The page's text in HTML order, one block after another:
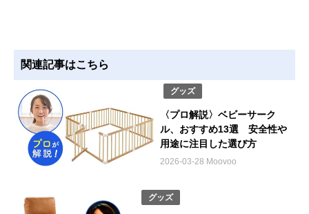
関連記事はこちら
グッズ
〈プロ解説〉ベビーサーク
ル、おすすめ13選 安全性や
用途に注目した選び方
2026-03-28 Moovoo
グッズ